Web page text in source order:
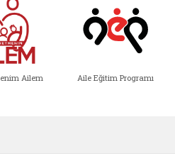
Ailem Aile Eğitim Programı